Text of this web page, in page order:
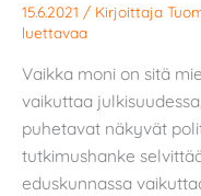
15.6.2021 / Kirjoittaja
luettavaa
Vaikka moni on sitä
vaikuttaa
puhetavat näkyvät
tutkimushanke
eduskunnassa